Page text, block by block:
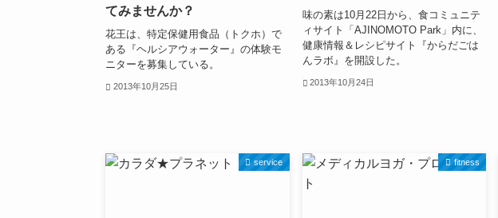
てみませんか？
花王は、特定保健用食品（トクホ）で
ある『ヘルシアウォーター』の体験モ
ニターを募集している。
2013年10月25日
味の素は10月22日から、食コミュニテ
ィサイト「AJINOMOTO Park」内に、
健康情報＆レシピサイト『からだごは
んラボ』を開設した。
2013年10月24日
service fitness